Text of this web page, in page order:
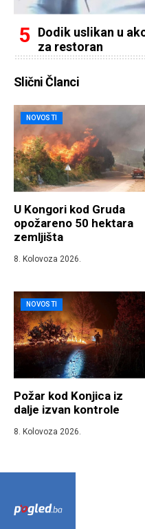
Dodik uslikan u
za restoran
Slični Članci
NOVOSTI
U Kongori kod Gruda
opožareno 50 hektara
zemljišta
8. Kolovoza 2026.
NOVOSTI
Požar kod Konjica iz
dalje izvan kontrole
8. Kolovoza 2026.